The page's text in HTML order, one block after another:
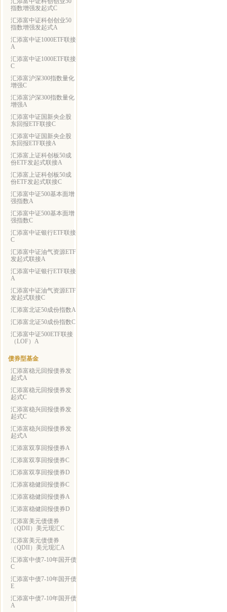
指数增强发起式C
汇添富中证科创创业50
指数增强发起式A
汇添富中证1000ETF联接
A
汇添富中证1000ETF联接
C
汇添富沪深300指数量化
增强C
汇添富沪深300指数量化
增强A
汇添富中证国新央企股
东回报ETF联接C
汇添富中证国新央企股
东回报ETF联接A
汇添富上证科创板50成
份ETF发起式联接A
汇添富上证科创板50成
份ETF发起式联接C
汇添富中证500基本面增
强指数A
汇添富中证500基本面增
强指数C
汇添富中证银行ETF联接
C
汇添富中证油气资源ETF
发起式联接A
汇添富中证银行ETF联接
A
汇添富中证油气资源ETF
发起式联接C
汇添富北证50成份指数A
汇添富北证50成份指数C
汇添富中证500ETF联接
（LOF）A
债券型基金
汇添富稳元回报债券发
起式A
汇添富稳元回报债券发
起式C
汇添富稳兴回报债券发
起式C
汇添富稳兴回报债券发
起式A
汇添富双享回报债券A
汇添富双享回报债券C
汇添富双享回报债券D
汇添富稳健回报债券C
汇添富稳健回报债券A
汇添富稳健回报债券D
汇添富美元债债券
（QDII）美元现汇C
汇添富美元债债券
（QDII）美元现汇A
汇添富中债7-10年国开债
C
汇添富中债7-10年国开债
E
汇添富中债7-10年国开债
A